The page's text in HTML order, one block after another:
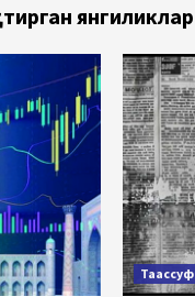
янгиликлар
Таассуф